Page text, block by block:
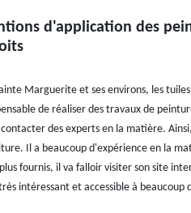
d'application des
Marguerite et ses environs, les
de réaliser des travaux de
des experts en la matière.
Il a beaucoup d'expérience en la
fournis, il va falloir visiter son site
intéressant et accessible à beaucoup